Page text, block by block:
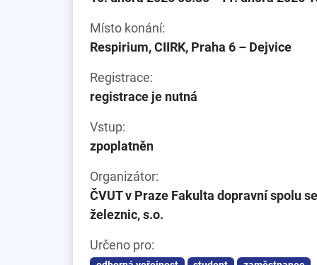
Místo konání:
Respirium, CIIRK, Praha 6 – Dejvice
Registrace:
registrace je nutná
Vstup:
zpoplatněn
Organizátor:
ČVUT v Praze Fakulta dopravní spolu
železnic, s.o.
Určeno pro: